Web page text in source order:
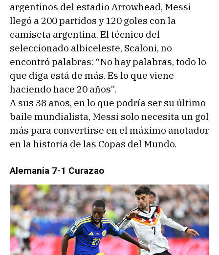
argentinos del estadio Arrowhead, Messi
llegó a 200 partidos y 120 goles con la
camiseta argentina. El técnico del
seleccionado albiceleste, Scaloni, no
encontró palabras: “No hay palabras, todo lo
que diga está de más. Es lo que viene
haciendo hace 20 años”.
A sus 38 años, en lo que podría ser su último
baile mundialista, Messi solo necesita un gol
más para convertirse en el máximo anotador
en la historia de las Copas del Mundo.
Alemania 7-1 Curazao